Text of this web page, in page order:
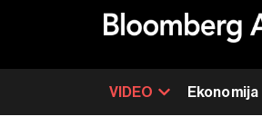
VIDEO Ekonomija